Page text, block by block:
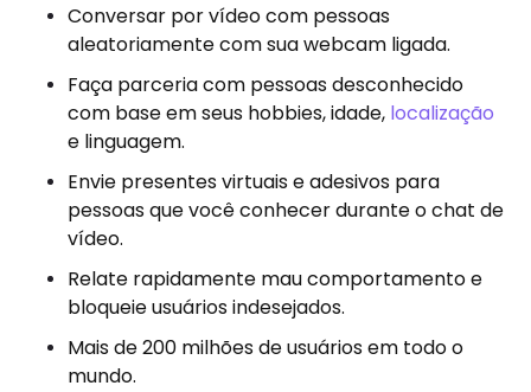
Conversar por vídeo com pessoas
aleatoriamente com sua webcam ligada.
Faça parceria com pessoas desconhecido
com base em seus hobbies, idade, localização
e linguagem.
Envie presentes virtuais e adesivos para
pessoas que você conhecer durante o chat de
vídeo.
Relate rapidamente mau comportamento e
bloqueie usuários indesejados.
Mais de 200 milhões de usuários em todo o
mundo.